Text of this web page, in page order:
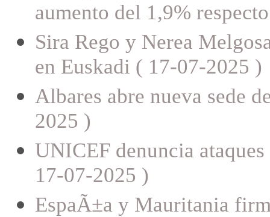
aumento del 1,9%
Sira Rego y Nerea
en Euskadi ( 17-07-2025 )
Albares abre nueva sede
2025 )
UNICEF denuncia
17-07-2025 )
EspaÃ±a y Mauritania